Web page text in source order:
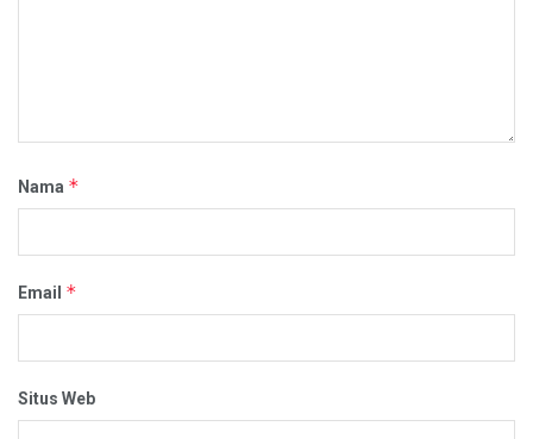
Nama *
Email *
Situs Web